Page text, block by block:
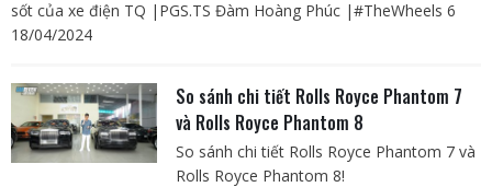
sốt của xe điện TQ |PGS.TS Đàm Hoàng Phúc |#TheWheels 6
18/04/2024
So sánh chi tiết Rolls Royce Phantom 7
và Rolls Royce Phantom 8
So sánh chi tiết Rolls Royce Phantom 7 và
Rolls Royce Phantom 8!